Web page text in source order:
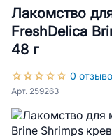
Лакомство
FreshDelica
48 г
0
Арт. 259263